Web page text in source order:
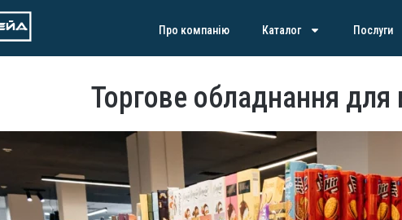
Про компанію Каталог Послуги
Торгове обладнання для